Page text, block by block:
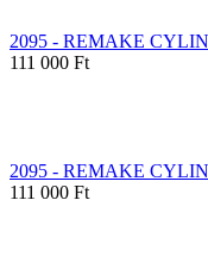
2095 - REMAKE
111 000 Ft
2095 - REMAKE
111 000 Ft